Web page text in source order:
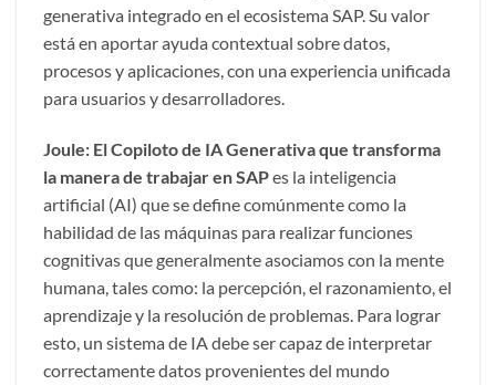
generativa integrado en el ecosistema SAP. Su valor
está en aportar ayuda contextual sobre datos,
procesos y aplicaciones, con una experiencia unificada
para usuarios y desarrolladores.
Joule: El Copiloto de IA Generativa que transforma
la manera de trabajar en SAPes la inteligencia
artificial (AI) que se define comúnmente como la
habilidad de las máquinas para realizar funciones
cognitivas que generalmente asociamos con la mente
humana, tales como: la percepción, el razonamiento, el
aprendizaje y la resolución de problemas. Para lograr
esto, un sistema de IA debe ser capaz de interpretar
correctamente datos provenientes del mundo